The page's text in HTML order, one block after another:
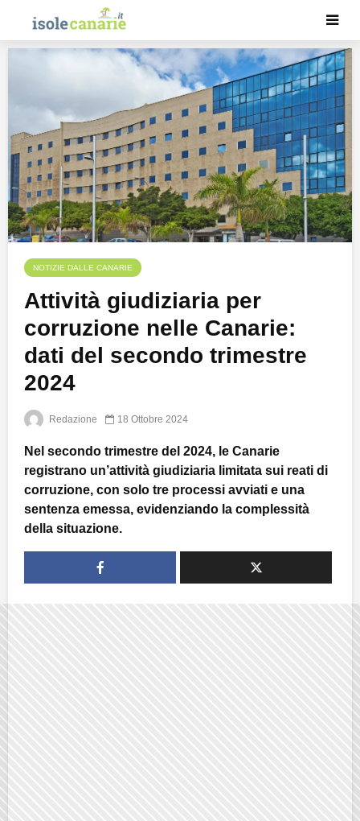
NOTIZIE DALLE CANARIE
Attività giudiziaria per
corruzione nelle Canarie:
dati del secondo trimestre
2024
Redazione 18 Ottobre 2024
Nel secondo trimestre del 2024, le Canarie
registrano un’attività giudiziaria limitata sui reati di
corruzione, con solo tre processi avviati e una
sentenza emessa, evidenziando la complessità
della situazione.